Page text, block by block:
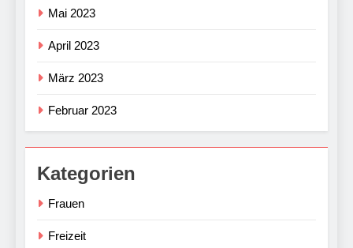
Mai 2023
April 2023
März 2023
Februar 2023
Kategorien
Frauen
Freizeit